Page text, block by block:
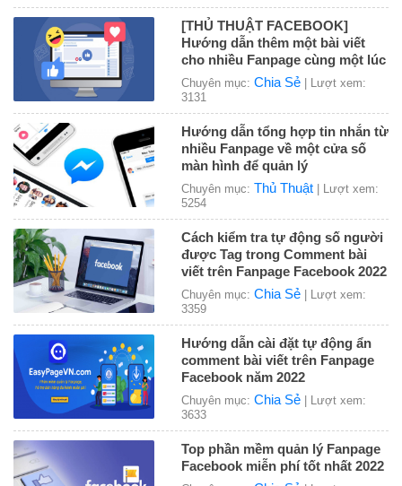
[THỦ THUẬT FACEBOOK]
Hướng dẫn thêm một bài viết
cho nhiều Fanpage cùng một lúc
Chuyên mục: Chia Sẻ
| Lượt xem:
3131
Hướng dẫn tổng hợp tin nhắn từ
nhiều Fanpage về một cửa số
màn hình để quản lý
Chuyên mục: Thủ Thuật
| Lượt xem:
5254
Cách kiểm tra tự động số người
được Tag trong Comment bài
viết trên Fanpage Facebook 2022
Chuyên mục: Chia Sẻ
| Lượt xem:
3359
Hướng dẫn cài đặt tự động ẩn
comment bài viết trên Fanpage
Facebook năm 2022
Chuyên mục: Chia Sẻ
| Lượt xem:
3633
Top phần mềm quản lý Fanpage
Facebook miễn phí tốt nhất 2022